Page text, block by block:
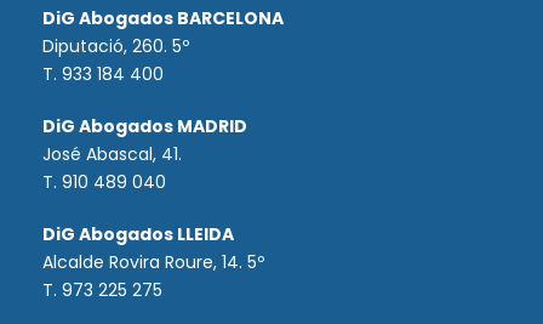
DiG Abogados BARCELONA
Diputació, 260. 5º
T. 933 184 400
DiG Abogados MADRID
José Abascal, 41.
T. 910 489 040
DiG Abogados LLEIDA
Alcalde Rovira Roure, 14. 5º
T. 973 225 275